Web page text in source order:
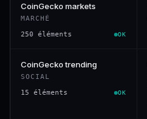
CoinGecko markets
MARCHÉ
250 éléments OK
CoinGecko trending
SOCIAL
15 éléments OK